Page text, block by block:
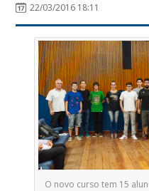
22/03/2016 18:11
O novo curso tem 15